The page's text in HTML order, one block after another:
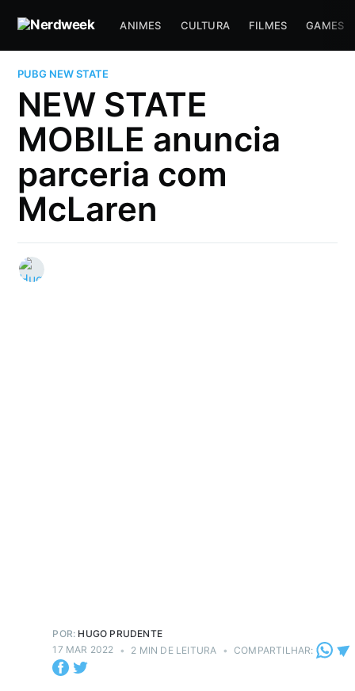
ANIMES CULTURA FILMES GAMES
PUBG NEW STATE
NEW STATE
MOBILE anuncia
parceria com
McLaren
POR: HUGO PRUDENTE
17 MAR 2022 • 2 MIN DE LEITURA • COMPARTILHAR: